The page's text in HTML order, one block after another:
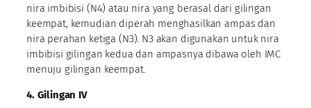
nira imbibisi (N4) atau nira yang berasal dari gilingan
keempat, kemudian diperah menghasilkan ampas dan
nira perahan ketiga (N3). N3 akan digunakan untuk nira
imbibisi gilingan kedua dan ampasnya dibawa oleh IMC
menuju gilingan keempat.
4. Gilingan IV